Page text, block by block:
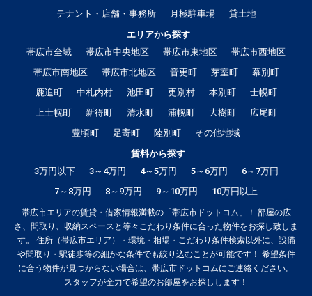
テナント・店舗・事務所
月極駐車場
貸土地
エリアから探す
帯広市全域
帯広市中央地区 帯広市東地区
帯広市西地区
帯広市南地区
帯広市北地区 音更町 芽室町
幕別町
鹿追町
中札内村 池田町 更別村 本別町
士幌町
上士幌町
新得町 清水町 浦幌町 大樹町
広尾町
豊頃町
足寄町 陸別町
その他地域
賃料から探す
3万円以下
3～4万円 4～5万円 5～6万円
6～7万円
7～8万円
8～9万円 9～10万円 10万円以上
帯広市エリアの賃貸・借家情報満載の「帯広市ドットコム」！ 部屋の広
さ、間取り、収納スペースと等々こだわり条件に合った物件をお探し致しま
す。 住所（帯広市エリア）・環境・相場・こだわり条件検索以外に、設備
や間取り・駅徒歩等の細かな条件でも絞り込むことが可能です！ 希望条件
に合う物件が見つからない場合は、帯広市ドットコムにご連絡ください。
スタッフが全力で希望のお部屋をお探しします！